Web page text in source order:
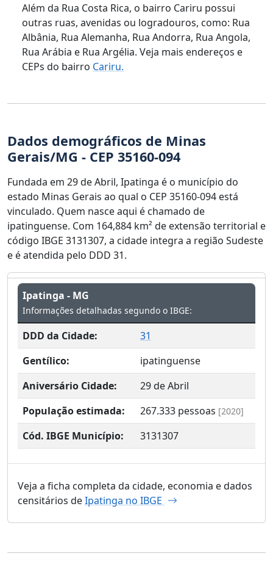
Além da Rua Costa Rica, o bairro Cariru possui
outras ruas, avenidas ou logradouros, como: Rua
Albânia, Rua Alemanha, Rua Andorra, Rua Angola,
Rua Arábia e Rua Argélia. Veja mais endereços e
CEPs do bairro Cariru.
Dados demográficos de Minas
Gerais/MG - CEP 35160-094
Fundada em 29 de Abril, Ipatinga é o município do
estado Minas Gerais ao qual o CEP 35160-094 está
vinculado. Quem nasce aqui é chamado de
ipatinguense. Com 164,884 km² de extensão territorial e
código IBGE 3131307, a cidade integra a região Sudeste
e é atendida pelo DDD 31.
Ipatinga - MG
Informações detalhadas segundo o IBGE:
DDD da Cidade:
31
Gentílico:
ipatinguense
Aniversário Cidade:
29 de Abril
População estimada:
267.333 pessoas [2020]
Cód. IBGE Município: 3131307
Veja a ficha completa da cidade, economia e dados
censitários deIpatinga no IBGE